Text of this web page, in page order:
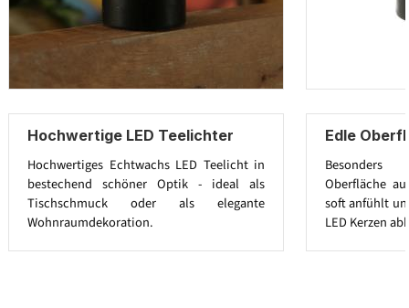
Hochwertige LED Teelichter
Hochwertiges Echtwachs LED Teelicht in
bestechend schöner Optik - ideal als
Tischschmuck oder als elegante
Wohnraumdekoration.
Edle
Oberfläche
soft anfühlt
LED Kerzen